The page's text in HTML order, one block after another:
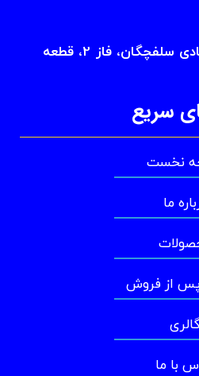
​​​​​​​قم، منطقه ویژه اقتصادی سلفچگان، فاز 2، قطعه
سریع
نخست
ما
از فروش
با ما